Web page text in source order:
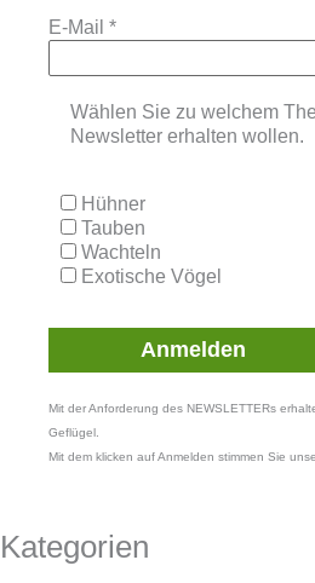
E-Mail *
Wählen Sie zu welchem
Newsletter erhalten wollen.
Hühner
Tauben
Wachteln
Exotische Vögel
Mit der Anforderung des NEWSLETTERs
Geflügel.
Mit dem klicken auf Anmelden stimmen Sie
Kategorien